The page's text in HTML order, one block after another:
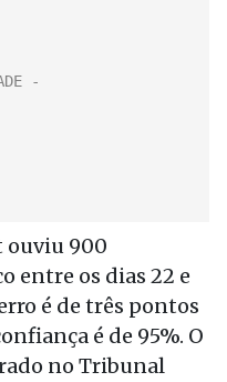
ouviu 900
entre os dias 22 e
é de três pontos
é de 95%. O
no Tribunal